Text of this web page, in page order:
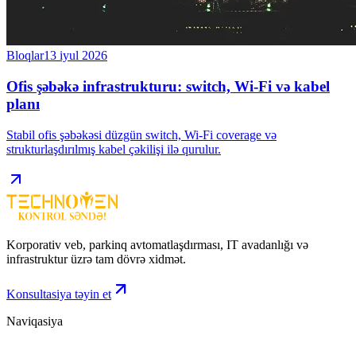
Bloqlar13 iyul 2026
Ofis şəbəkə infrastrukturu: switch, Wi-Fi və kabel
planı
Stabil ofis şəbəkəsi düzgün switch, Wi-Fi coverage və
strukturlaşdırılmış kabel çəkilişi ilə qurulur.
Korporativ veb, parkinq avtomatlaşdırması, IT avadanlığı və
infrastruktur üzrə tam dövrə xidmət.
Konsultasiya təyin et
Naviqasiya